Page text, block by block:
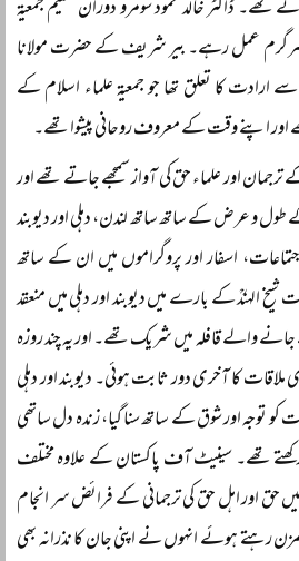
ڈاکٹر خالد محمود سومرو دوران تعلیم جمعیۃ
سرگرم عمل رہے۔ بیر شریف کے حضرت مولانا
سے ارادت کا تعلق تھا جو جمعیۃ علماء اسلام کے
اپنے وقت کے معروف روحانی پیشوا تھے۔
ترجمان اور علماء حق کی آواز سمجھے جاتے تھے اور
و عرض کے ساتھ ساتھ لندن، دہلی اور دیوبند
اسفار اور پروگراموں میں ان کے ساتھ
الہندؒ کے بارے میں دیوبند اور دہلی میں منعقد
والے قافلہ میں شریک تھے۔ اور یہ چند روزہ
کا آخری دور ثابت ہوئی۔ دیوبند اور دہلی
توجہ اور شوق کے ساتھ سنا گیا، زندہ دل ساتھی
تھے۔ سینیٹ آف پاکستان کے علاوہ مختلف
حق اور اہل حق کی ترجمانی کے فرائض سر انجام
رہتے ہوئے انہوں نے اپنی جان کا نذرانہ بھی